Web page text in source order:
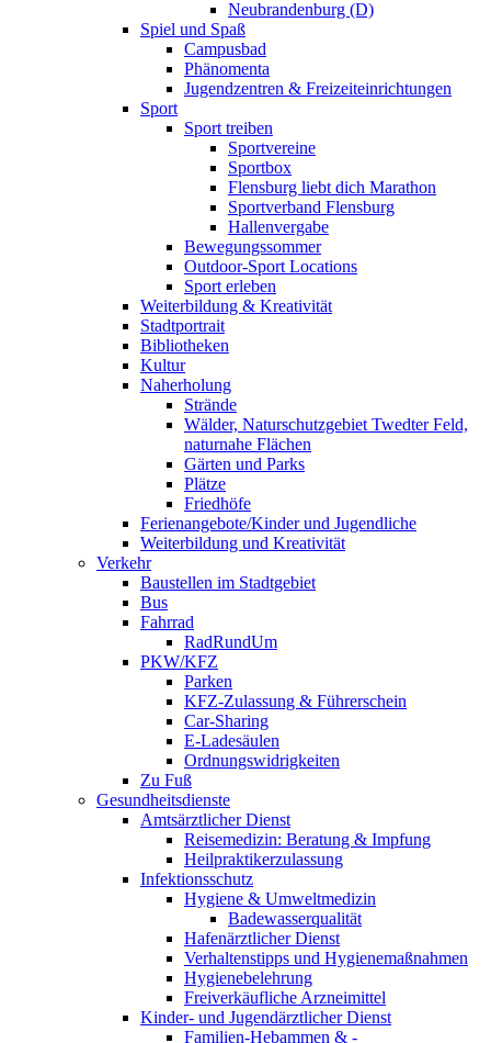
Neubrandenburg (D)
Spiel und Spaß
Campusbad
Phänomenta
Jugendzentren & Freizeiteinrichtungen
Sport
Sport treiben
Sportvereine
Sportbox
Flensburg liebt dich Marathon
Sportverband Flensburg
Hallenvergabe
Bewegungssommer
Outdoor-Sport Locations
Sport erleben
Weiterbildung & Kreativität
Stadtportrait
Bibliotheken
Kultur
Naherholung
Strände
Wälder, Naturschutzgebiet Twedter Feld,
naturnahe Flächen
Gärten und Parks
Plätze
Friedhöfe
Ferienangebote/Kinder und Jugendliche
Weiterbildung und Kreativität
Verkehr
Baustellen im Stadtgebiet
Bus
Fahrrad
RadRundUm
PKW/KFZ
Parken
KFZ-Zulassung & Führerschein
Car-Sharing
E-Ladesäulen
Ordnungswidrigkeiten
Zu Fuß
Gesundheitsdienste
Amtsärztlicher Dienst
Reisemedizin: Beratung & Impfung
Heilpraktikerzulassung
Infektionsschutz
Hygiene & Umweltmedizin
Badewasserqualität
Hafenärztlicher Dienst
Verhaltenstipps und Hygienemaßnahmen
Hygienebelehrung
Freiverkäufliche Arzneimittel
Kinder- und Jugendärztlicher Dienst
Familien-Hebammen & -